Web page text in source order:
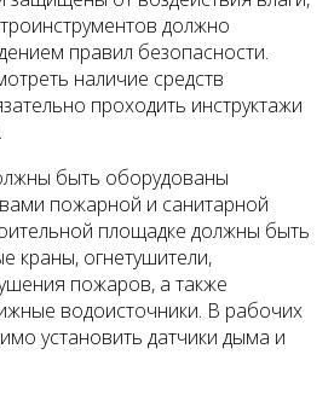
должно
правил безопасности.
наличие средств
проходить инструктажи
быть оборудованы
пожарной и санитарной
площадке должны быть
краны, огнетушители,
пожаров, а также
водоисточники. В рабочих
установить датчики дыма и